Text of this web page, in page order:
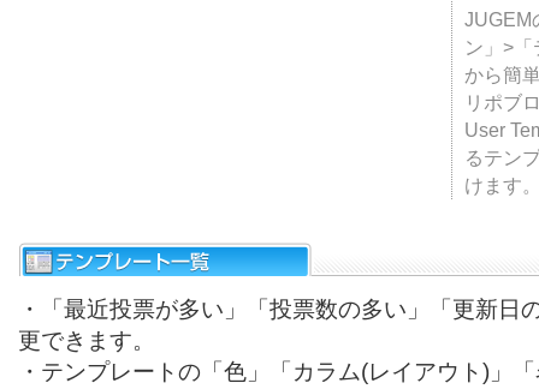
JUGEM
ン」>
から簡
リポブ
User
るテン
けます
・「最近投票が多い」「投票数の多い」「更新日
更できます。
・テンプレートの「色」「カラム(レイアウト)」